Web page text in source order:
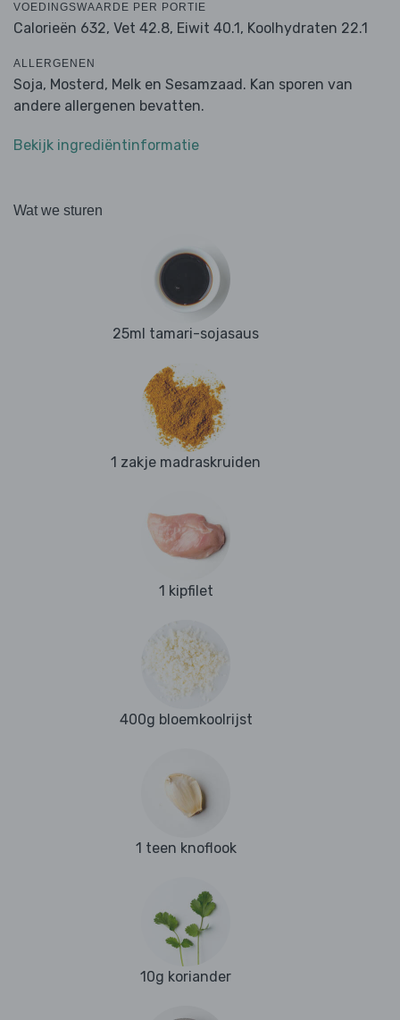
VOEDINGSWAARDE PER PORTIE
Calorieën 632, Vet 42.8, Eiwit 40.1, Koolhydraten 22.1
ALLERGENEN
Soja, Mosterd, Melk en Sesamzaad. Kan sporen van
andere allergenen bevatten.
Bekijk ingrediëntinformatie
Wat we sturen
25ml tamari-sojasaus
1 zakje madraskruiden
1 kipfilet
400g bloemkoolrijst
1 teen knoflook
10g koriander